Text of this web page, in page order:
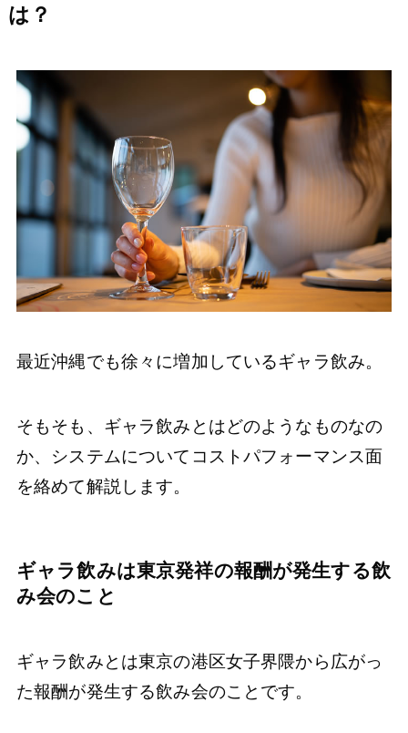
は？
最近沖縄でも徐々に増加しているギャラ飲み。
そもそも、ギャラ飲みとはどのようなものなの
か、システムについてコストパフォーマンス面
を絡めて解説します。
ギャラ飲みは東京発祥の報酬が発生する飲
み会のこと
ギャラ飲みとは東京の港区女子界隈から広がっ
た報酬が発生する飲み会のことです。